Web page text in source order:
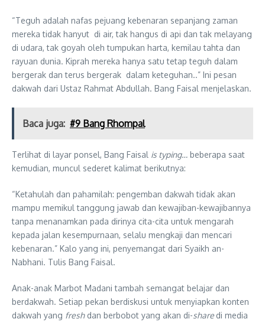
“Teguh adalah nafas pejuang kebenaran sepanjang zaman
mereka tidak hanyut di air, tak hangus di api dan tak melayang
di udara, tak goyah oleh tumpukan harta, kemilau tahta dan
rayuan dunia. Kiprah mereka hanya satu tetap teguh dalam
bergerak dan terus bergerak dalam keteguhan..” Ini pesan
dakwah dari Ustaz Rahmat Abdullah. Bang Faisal menjelaskan.
Baca juga: #9 Bang Rhompal
Terlihat di layar ponsel, Bang Faisal is typing… beberapa saat
kemudian, muncul sederet kalimat berikutnya:
“Ketahulah dan pahamilah: pengemban dakwah tidak akan
mampu memikul tanggung jawab dan kewajiban-kewajibannya
tanpa menanamkan pada dirinya cita-cita untuk mengarah
kepada jalan kesempurnaan, selalu mengkaji dan mencari
kebenaran.” Kalo yang ini, penyemangat dari Syaikh an-
Nabhani. Tulis Bang Faisal.
Anak-anak Marbot Madani tambah semangat belajar dan
berdakwah. Setiap pekan berdiskusi untuk menyiapkan konten
dakwah yang freshdan berbobot yang akan di-share di media